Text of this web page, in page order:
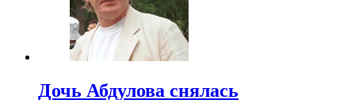
Дочь Абдулова снялась